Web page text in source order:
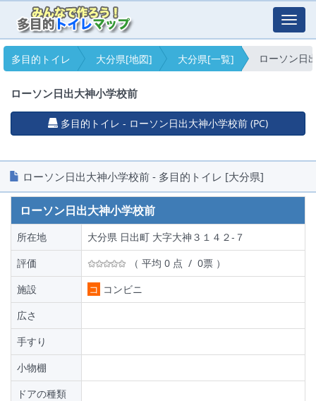
多目的トイレ
大分県[地図] 大分県[一覧] ローソン日
ローソン日出大神小学校前
多目的トイレ - ローソン日出大神小学校前 (PC)
ローソン日出大神小学校前 - 多目的トイレ [大分県]
ローソン日出大神小学校前
所在地
大分県 日出町 大字大神３１４２‐７
評価
（ 平均 0 点 / 0票 ）
施設
コ コンビニ
広さ
手すり
小物棚
ドアの種類